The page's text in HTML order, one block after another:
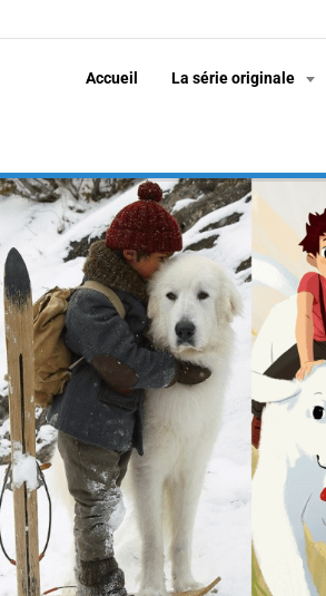
Accueil La série originale